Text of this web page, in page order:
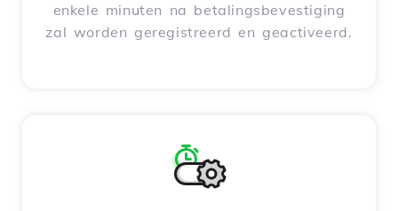
enkele minuten na betalingsbevestiging
zal worden geregistreerd en geactiveerd.